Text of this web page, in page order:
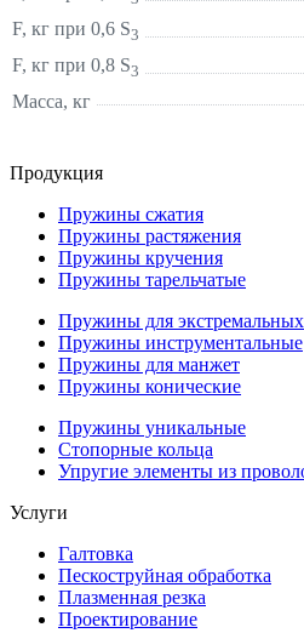
F, кг при 0,6 S3
F, кг при 0,8 S3
Масса, кг
Продукция
Пружины сжатия
Пружины растяжения
Пружины кручения
Пружины тарельчатые
Пружины для
Пружины инструментальные
Пружины для манжет
Пружины конические
Пружины уникальные
Стопорные кольца
Упругие элементы из
Услуги
Галтовка
Пескоструйная обработка
Плазменная резка
Проектирование